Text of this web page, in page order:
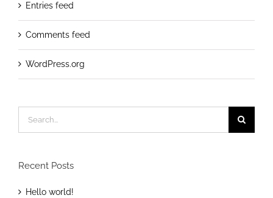
Entries feed
Comments feed
WordPress.org
for:
Recent Posts
Hello world!